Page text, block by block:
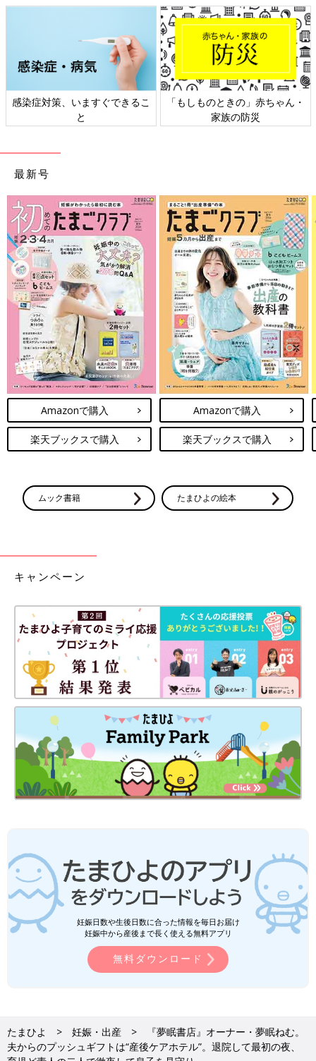
感染症対策、いますぐできるこ
と
「もしものときの」赤ちゃん・
家族の防災
最新号
Amazonで購入
楽天ブックスで購入
Amazonで購入
楽天ブックスで購入
ムック書籍 たまひよの絵本
キャンペーン
妊娠日数や生後日数に合った情報を毎日お届け
妊娠中から産後まで長く使える無料アプリ
無料ダウンロード
たまひよ 妊娠・出産
『夢眠書店』オーナー・夢眠ねむ。
夫からのプッシュギフトは“産後ケアホテル”。退院して最初の夜、